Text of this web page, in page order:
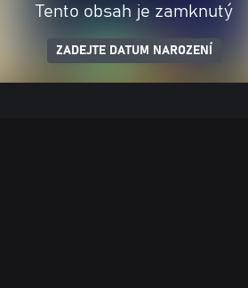
Tento obsah je zamknutý
ZADEJTE DATUM NAROZENÍ